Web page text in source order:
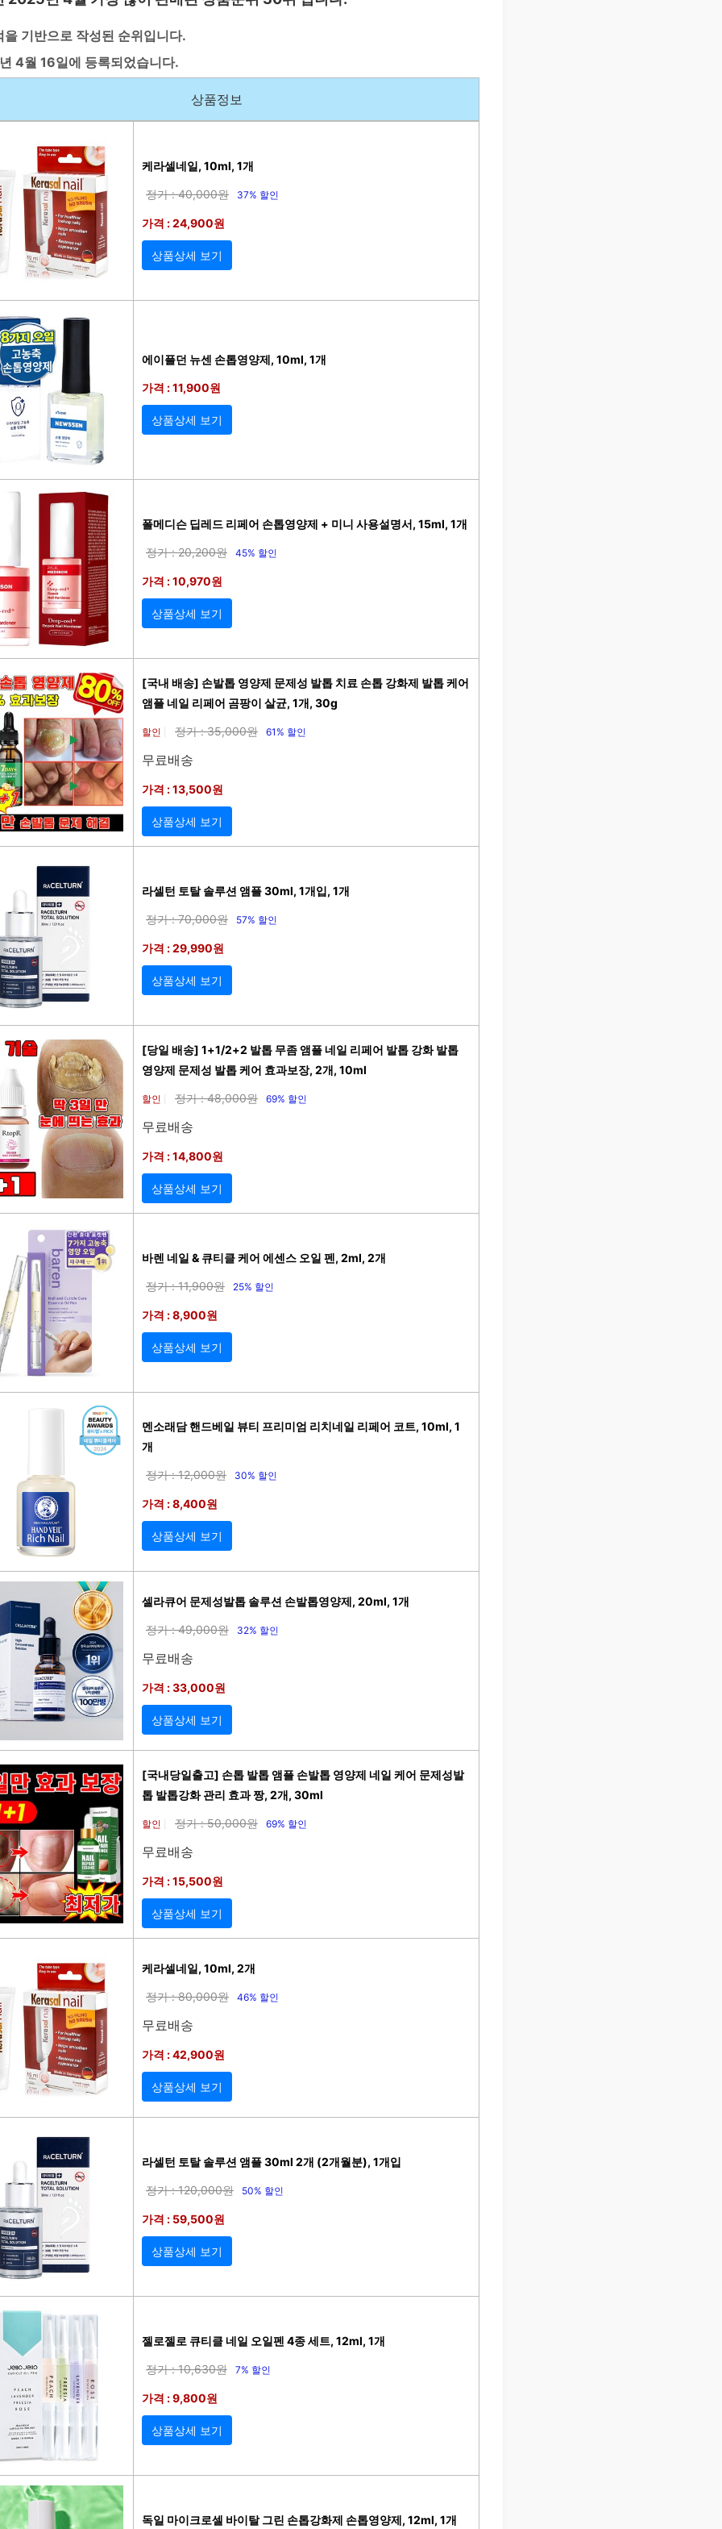
기반으로 작성된 순위입니다.
4월 16일에 등록되었습니다.
상품정보
케라셀네일, 10ml, 1개
정가 : 40,000원 37% 할인
가격 : 24,900원
상품상세 보기
에이플던 뉴센 손톱영양제, 10ml, 1개
가격 : 11,900원
상품상세 보기
폴메디슨 딥레드 리페어 손톱영양제 + 미니 사용설명서, 15ml, 1개
정가 : 20,200원 45% 할인
가격 : 10,970원
상품상세 보기
[국내 배송] 손발톱 영양제 문제성 발톱 치료 손톱 강화제 발톱 케어
앰플 네일 리페어 곰팡이 살균, 1개, 30g
할인 정가 : 35,000원 61% 할인
무료배송
가격 : 13,500원
상품상세 보기
라셀턴 토탈 솔루션 앰플 30ml, 1개입, 1개
정가 : 70,000원 57% 할인
가격 : 29,990원
상품상세 보기
[당일 배송] 1+1/2+2 발톱 무좀 앰플 네일 리페어 발톱 강화 발톱
영양제 문제성 발톱 케어 효과보장, 2개, 10ml
할인 정가 : 48,000원 69% 할인
무료배송
가격 : 14,800원
상품상세 보기
바렌 네일 & 큐티클 케어 에센스 오일 펜, 2ml, 2개
정가 : 11,900원 25% 할인
가격 : 8,900원
상품상세 보기
멘소래담 핸드베일 뷰티 프리미엄 리치네일 리페어 코트, 10ml, 1
개
정가 : 12,000원 30% 할인
가격 : 8,400원
상품상세 보기
셀라큐어 문제성발톱 솔루션 손발톱영양제, 20ml, 1개
정가 : 49,000원 32% 할인
무료배송
가격 : 33,000원
상품상세 보기
[국내당일출고] 손톱 발톱 앰플 손발톱 영양제 네일 케어 문제성발
톱 발톱강화 관리 효과 짱, 2개, 30ml
할인 정가 : 50,000원 69% 할인
무료배송
가격 : 15,500원
상품상세 보기
케라셀네일, 10ml, 2개
정가 : 80,000원 46% 할인
무료배송
가격 : 42,900원
상품상세 보기
라셀턴 토탈 솔루션 앰플 30ml 2개 (2개월분), 1개입
정가 : 120,000원 50% 할인
가격 : 59,500원
상품상세 보기
젤로젤로 큐티클 네일 오일펜 4종 세트, 12ml, 1개
정가 : 10,630원 7% 할인
가격 : 9,800원
상품상세 보기
독일 마이크로셀 바이탈 그린 손톱강화제 손톱영양제, 12ml, 1개